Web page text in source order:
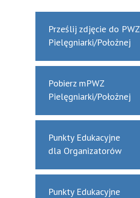
Prześlij zdjęcie do PWZ
Pielęgniarki/Położnej
Pobierz mPWZ
Pielęgniarki/Położnej
Punkty Edukacyjne
dla Organizatorów
Punkty Edukacyjne